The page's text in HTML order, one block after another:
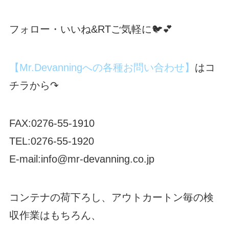
フォロー・いいね&RTご気軽に🐦💕
【Mr.Devanningへの各種お問い合わせ】 はコ
チラから↷
FAX:0276-55-1910
TEL:0276-55-1920
E-mail:info@mr-devanning.co.jp
コンテナの荷下ろし、アウトカートン毎の検
収作業はもちろん、